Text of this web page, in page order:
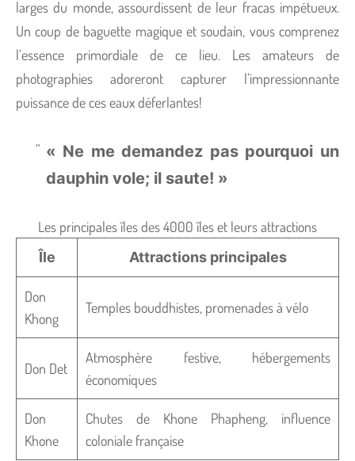
larges du monde, assourdissent de leur fracas impétueux.
Un coup de baguette magique et soudain, vous comprenez
l’essence primordiale de ce lieu. Les amateurs de
photographies adoreront capturer l’impressionnante
puissance de ces eaux déferlantes!
« Ne me demandez pas pourquoi un
dauphin vole; il saute! »
Les principales îles des 4000 îles et leurs attractions
Île Attractions principales
Don
Khong
Temples bouddhistes, promenades à vélo
Don Det
Atmosphère festive, hébergements
économiques
Don
Khone
Chutes de Khone Phapheng, influence
coloniale française